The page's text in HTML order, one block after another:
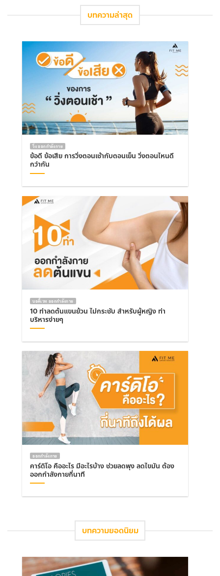
บทความล่าสุด
วิ่ง ออกกำลังกาย
ข้อดี ข้อเสีย การวิ่งตอนเช้ากับตอนเย็น วิ่งตอนไหนดี
กว่ากัน
บอดี้เวท ออกกำลังกาย
10 ท่าลดต้นแขนย้วน ไม่กระชับ สำหรับผู้หญิง ท่า
บริหารง่ายๆ
ออกกำลังกาย
คาร์ดิโอ คืออะไร มีอะไรบ้าง ช่วยลดพุง ลดไขมัน ต้อง
ออกกำลังกายกี่นาที
บทความยอดนิยม